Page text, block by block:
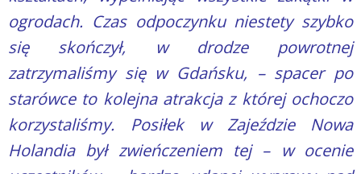
ogrodach. Czas odpoczynku niestety szybko
się skończył, w drodze powrotnej
zatrzymaliśmy się w Gdańsku, – spacer po
starówce to kolejna atrakcja z której ochoczo
korzystaliśmy. Posiłek w Zajeździe Nowa
Holandia był zwieńczeniem tej – w ocenie